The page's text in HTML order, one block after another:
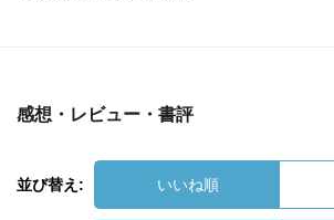
感想・レビュー・書評
並び替え: いいね順